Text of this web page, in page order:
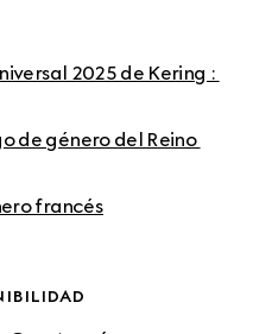
2025 de Kering :
de género del Reino
francés